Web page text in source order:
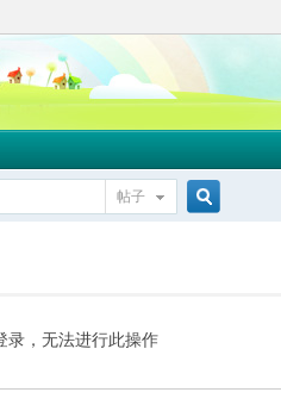
帖子
录，无法进行此操作